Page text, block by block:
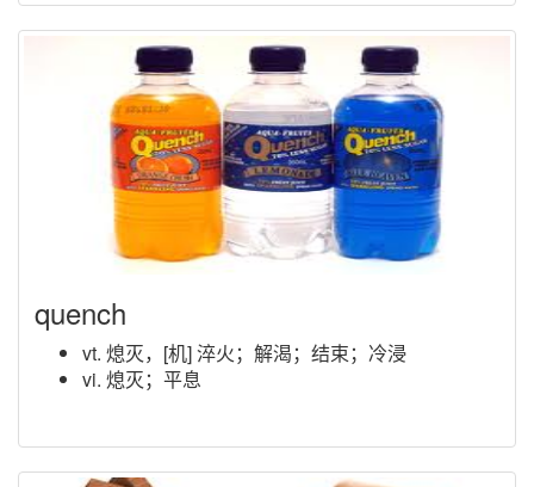
quench
vt. 熄灭，[机] 淬火；解渴；结束；冷浸
vi. 熄灭；平息